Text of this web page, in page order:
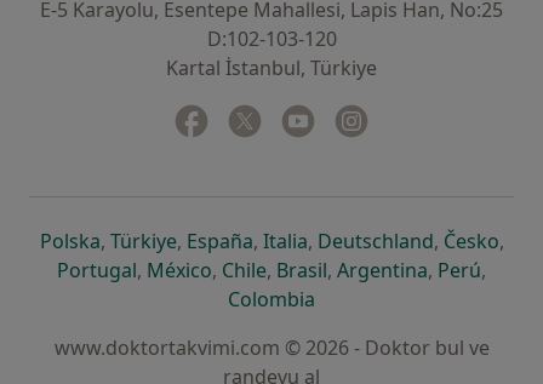
E-5 Karayolu, Esentepe Mahallesi, Lapis Han, No:25
D:102-103-120
Kartal İstanbul, Türkiye
Facebook
yeni bir sekmede açılır
Twitter
yeni bir sekmede açılır
Youtube
yeni bir sekmede açılır
Polskayeni bir sekmede açılır
, Türkiyeyeni bir sekmede açılır
, Españayeni bir sekmede açılır
, Italiayeni bir sekmede açılır
, Deutschlandyeni bir
, Českoyeni
,
Portugalyeni bir sekmede açılır
, Méxicoyeni bir sekmede açılır
, Chileyeni bir sekmede açılır
, Brasilyeni bir sekmede açılır
, Argentinayeni bir
, Perúyeni
,
Colombia
www.doktortakvimi.com © 2026 - Doktor bul ve
randevu al